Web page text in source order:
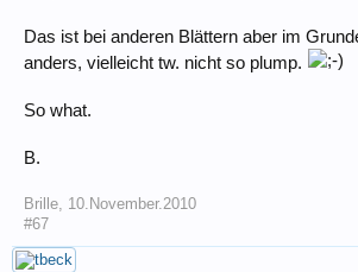
Das ist bei anderen Blättern aber im
anders, vielleicht tw. nicht so plump.
So what.
B.
Brille, 10.November.2010
#67